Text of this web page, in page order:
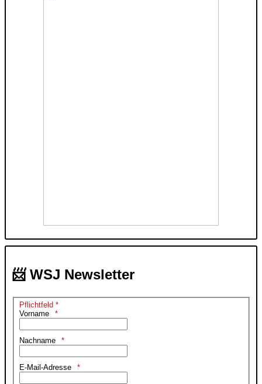
📨 WSJ Newsletter
Pflichtfeld *
Vorname
Nachname
E-Mail-Adresse